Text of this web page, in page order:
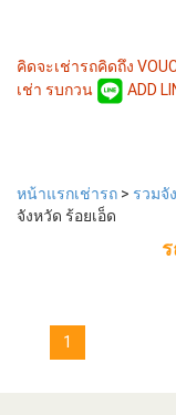
คิดจะเช่ารถคิดถึง
เช่า รบกวน
ADD
หน้าแรกเช่ารถ > รวมจั
จังหวัด ร้อยเอ็ด
1